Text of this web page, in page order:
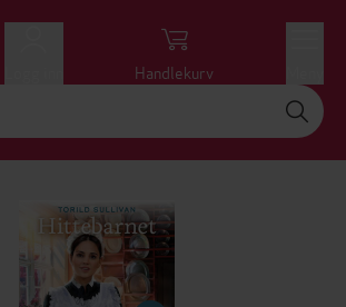
Handlekurv